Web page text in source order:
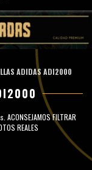
ADIDAS ADI2000
FILTRAR
REALES